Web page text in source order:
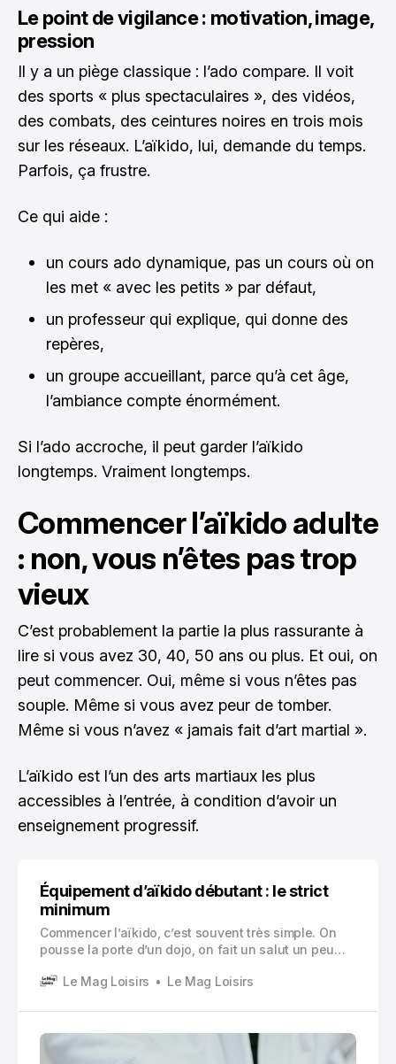
Le point de vigilance : motivation, image,
pression
Il y a un piège classique : l’ado compare. Il voit
des sports « plus spectaculaires », des vidéos,
des combats, des ceintures noires en trois mois
sur les réseaux. L’aïkido, lui, demande du temps.
Parfois, ça frustre.
Ce qui aide :
un cours ado dynamique, pas un cours où on
les met « avec les petits » par défaut,
un professeur qui explique, qui donne des
repères,
un groupe accueillant, parce qu’à cet âge,
l’ambiance compte énormément.
Si l’ado accroche, il peut garder l’aïkido
longtemps. Vraiment longtemps.
Commencer l’aïkido adulte
: non, vous n’êtes pas trop
vieux
C’est probablement la partie la plus rassurante à
lire si vous avez 30, 40, 50 ans ou plus. Et oui, on
peut commencer. Oui, même si vous n’êtes pas
souple. Même si vous avez peur de tomber.
Même si vous n’avez « jamais fait d’art martial ».
L’aïkido est l’un des arts martiaux les plus
accessibles à l’entrée, à condition d’avoir un
enseignement progressif.
Équipement d’aïkido débutant : le strict
minimum
Commencer l’aïkido, c’est souvent très simple. On
pousse la porte d’un dojo, on fait un salut un peu
se faire peur. Et tout de suite après, la question
comme équipement ? »
Le Mag Loisirs Le Mag Loisirs